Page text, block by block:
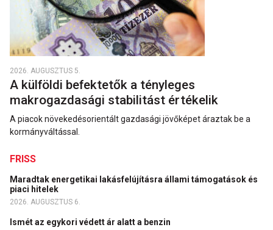
2026. AUGUSZTUS 5.
A külföldi befektetők a tényleges
makrogazdasági stabilitást értékelik
A piacok növekedésorientált gazdasági jövőképet áraztak be a
kormányváltással.
FRISS
Maradtak energetikai lakásfelújításra állami támogatások és
piaci hitelek
2026. AUGUSZTUS 6.
Ismét az egykori védett ár alatt a benzin